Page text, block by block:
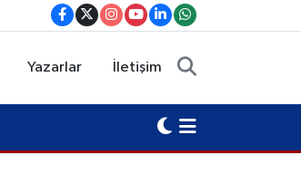
Yazarlar İletişim